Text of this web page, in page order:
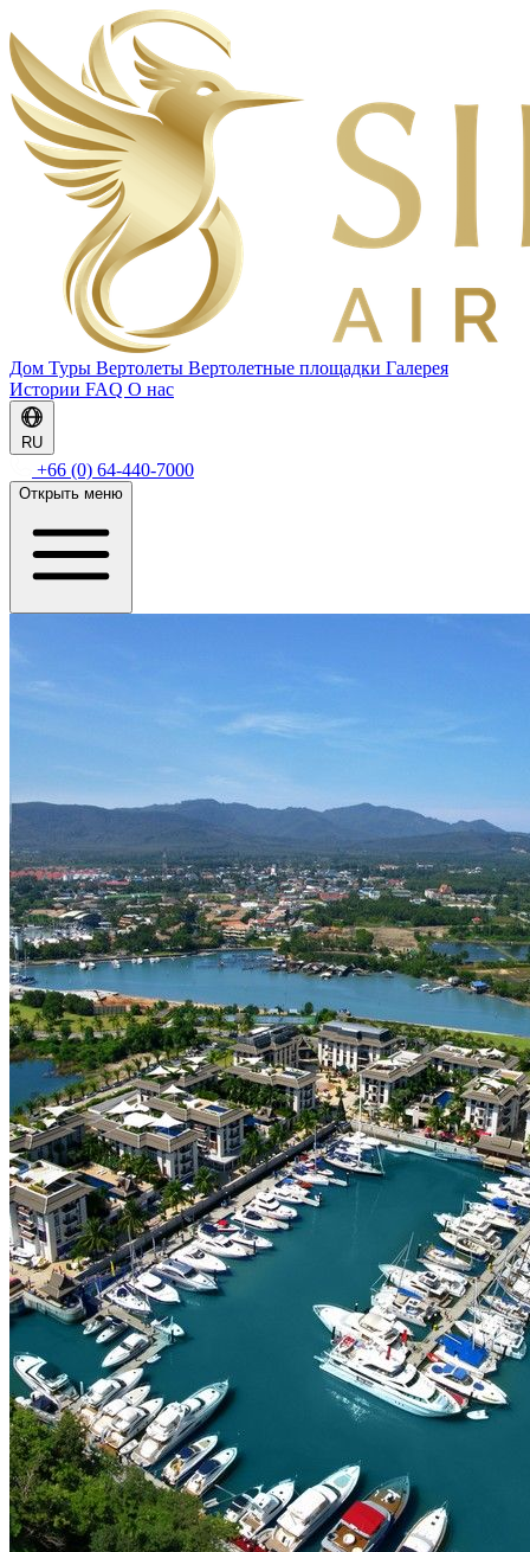
Дом Туры Вертолеты Вертолетные площадки Галерея
Истории FAQ О нас
RU
+66 (0) 64-440-7000
Открыть меню